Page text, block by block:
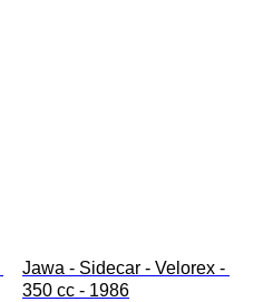
Jawa - Sidecar - Velorex -
350 cc - 1986